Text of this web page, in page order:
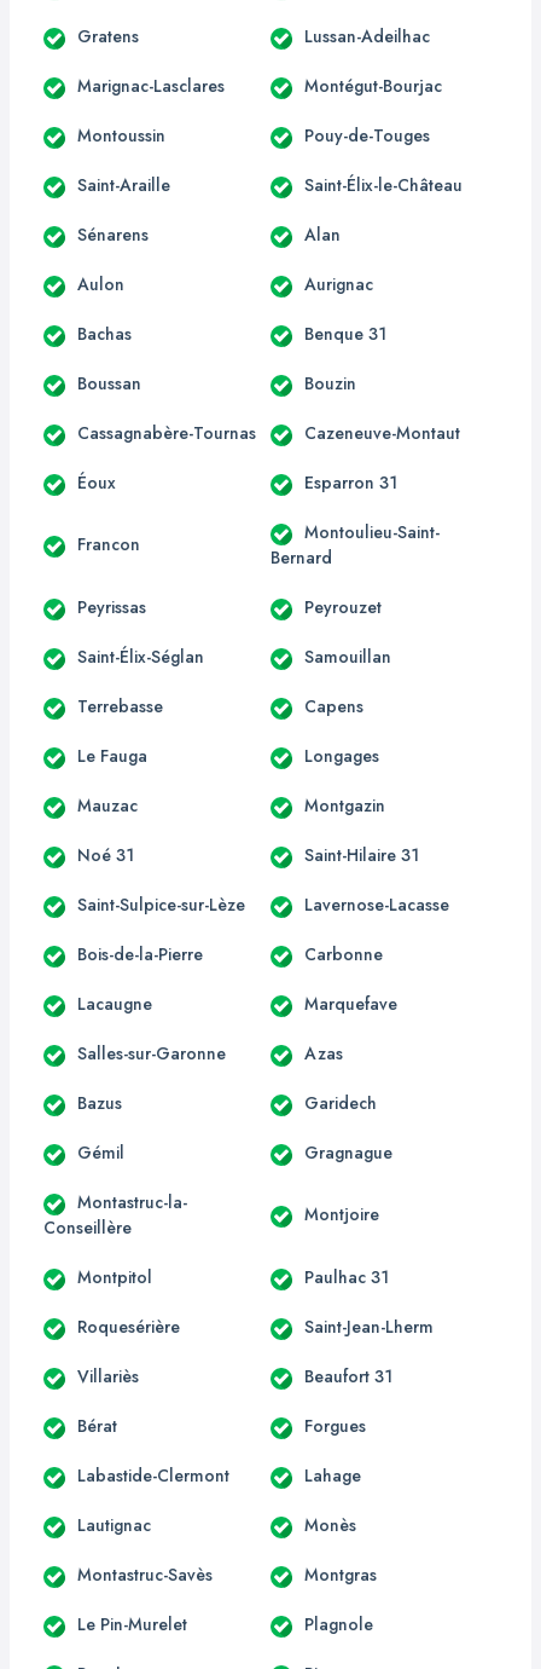
Gratens Lussan-Adeilhac
Marignac-Lasclares Montégut-Bourjac
Montoussin Pouy-de-Touges
Saint-Araille Saint-Élix-le-Château
Sénarens Alan
Aulon Aurignac
Bachas Benque 31
Boussan Bouzin
Cassagnabère-Tournas Cazeneuve-Montaut
Éoux Esparron 31
Francon
Montoulieu-Saint-
Bernard
Peyrissas Peyrouzet
Saint-Élix-Séglan Samouillan
Terrebasse Capens
Le Fauga Longages
Mauzac Montgazin
Noé 31 Saint-Hilaire 31
Saint-Sulpice-sur-Lèze Lavernose-Lacasse
Bois-de-la-Pierre Carbonne
Lacaugne Marquefave
Salles-sur-Garonne Azas
Bazus Garidech
Gémil Gragnague
Montastruc-la-
Conseillère
Montjoire
Montpitol Paulhac 31
Roquesérière Saint-Jean-Lherm
Villariès Beaufort 31
Bérat Forgues
Labastide-Clermont Lahage
Lautignac Monès
Montastruc-Savès Montgras
Le Pin-Murelet Plagnole